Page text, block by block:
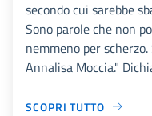
secondo cui sarebbe
Sono parole che non
nemmeno per
Annalisa Moccia."
SCOPRI TUTTO